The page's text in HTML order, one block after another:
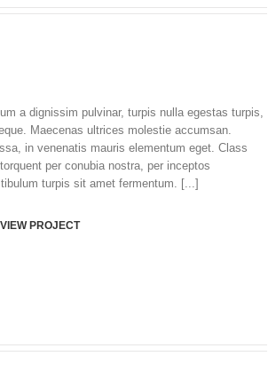
a dignissim pulvinar, turpis nulla egestas turpis,
Maecenas ultrices molestie accumsan.
in venenatis mauris elementum eget. Class
per conubia nostra, per inceptos
turpis sit amet fermentum. [...]
VIEW PROJECT